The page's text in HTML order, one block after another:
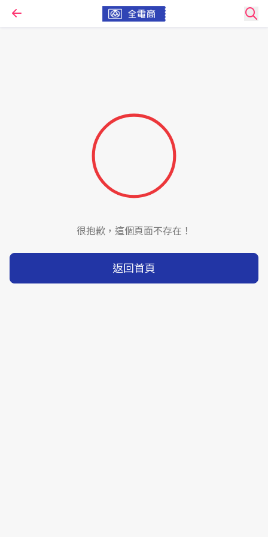
很抱歉，這個頁面不存在！
返回首頁